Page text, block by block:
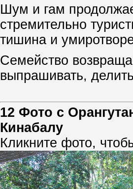
Шум и гам
стремительно
тишина и
Семейство
выпрашивать,
12 Фото с
Кинабалу
Кликните фото,